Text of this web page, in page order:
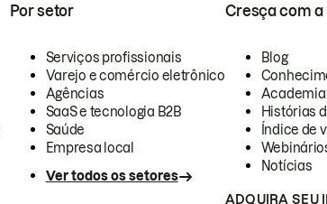
Por setor
Serviços profissionais
Varejo e comércio eletrônico
Agências
SaaS e tecnologia B2B
Saúde
Empresa local
Ver todos os setores
Cresça com a
Blog
Academia
Histórias
Índice de
Notícias
ADQUIRA SEU